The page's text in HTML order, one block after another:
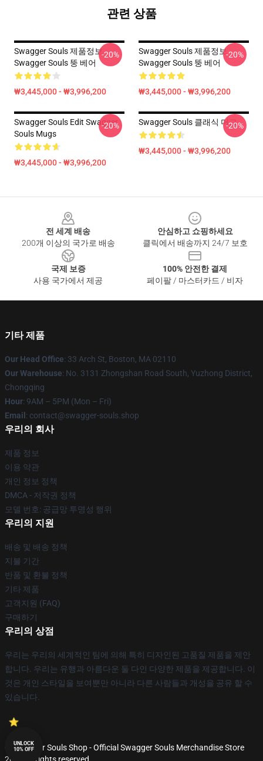
관련 상품
Swagger Souls 제품정보
Swagger Souls 뚱 베어
₩3,445,000 - ₩3,996,200
-20%
Swagger Souls 제품정보
Swagger Souls 뚱 베어
₩3,445,000 - ₩3,996,200
-20%
Swagger Souls Edit Swagger
Souls Mugs
₩3,445,000 - ₩3,996,200
-20% Swagger Souls 클래식 머그
₩3,445,000 - ₩3,996,200
-20%
전 세계 배송
200개 이상의 국가로 배송
안심하고 쇼핑하세요
클릭에서 배송까지 24/7 보호
국제 보증
사용 국가에서 제공
100% 안전한 결제
페이팔 / 마스터카드 / 비자
기타 제품
Our Head Office: 33 Arch St, Boston, MA 02110
Our Warehouse: No. 3131 Zhongshan Road South, Yuzhong District,
Chongqing
Hour: 9AM – 5PM (Mon – Fri)
Email : contact@swagger-souls.shop
우리의 회사
제품 정보
이용 약관
개인 정보 정책
DMCA - 저작권 정책
모델 번호: 공급망 투명성 행위
우리의 지원
배송 및 배송 정책
지불 기간
반품 및 환불 정책
기타 제품
고객지원 (FAQ)
구매하기
우리의 상점
우리는 우리의 세계적인 팀에 의해 특히 디자인된 고품질 제품을 제안
합니다. 우리는 유행과 아름다운 둘 다인 다양한 제품을 제공합니다. 이
것은 개인 스타일을 보여뿐만 아니라 다른 사람들과 개성을 공유 할 수
있습니다.
© Swagger Souls Shop - Official Swagger Souls Merchandise Store
UNLOCK
10% OFF